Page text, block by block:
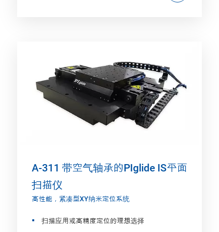
A-311 带空气轴承的PIglide IS平面
扫描仪
高性能，紧凑型XY纳米定位系统
扫描应用或高精度定位的理想选择